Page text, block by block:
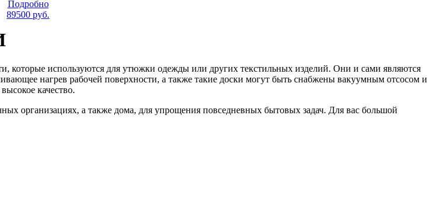
Подробно
89500 руб.
которые используются для утюжки одежды или других текстильных изделий. Они и сами являются
нагрев рабочей поверхности, а также такие доски могут быть снабжены вакуумным отсосом и
качество.
организациях, а также дома, для упрощения повседневных бытовых задач. Для вас большой